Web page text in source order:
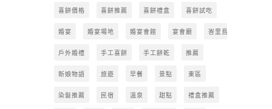
喜餅價格 喜餅推薦 喜餅禮盒 喜餅試吃
婚宴 婚宴場地 婚宴會館 宴會廳 峇里島
戶外婚禮 手工喜餅 手工餅乾 推薦
新娘物語 旅遊 早餐 景點 東區
染髮推薦 民宿 溫泉 甜點 禮盒推薦